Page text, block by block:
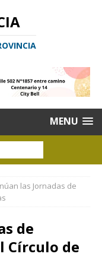
MENU
las Jornadas de
de
Círculo de